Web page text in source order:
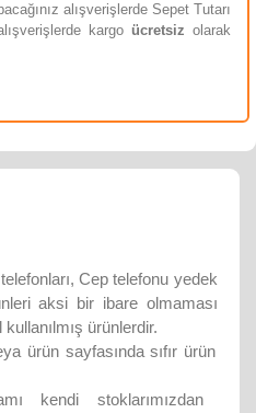
alışverişlerde Sepet Tutarı
kargo ücretsiz olarak
telefonları, Cep telefonu yedek
aksi bir ibare olmaması
ürünlerdir.
ürün sayfasında sıfır ürün
kendi stoklarımızdan